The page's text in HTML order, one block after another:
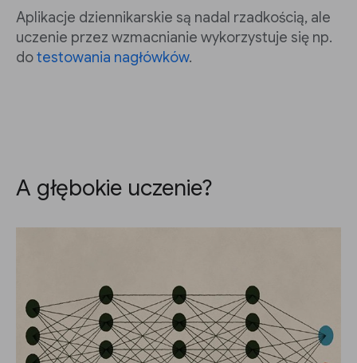
Aplikacje dziennikarskie są nadal rzadkością, ale
uczenie przez wzmacnianie wykorzystuje się np.
dotestowania nagłówków.
A głębokie uczenie?